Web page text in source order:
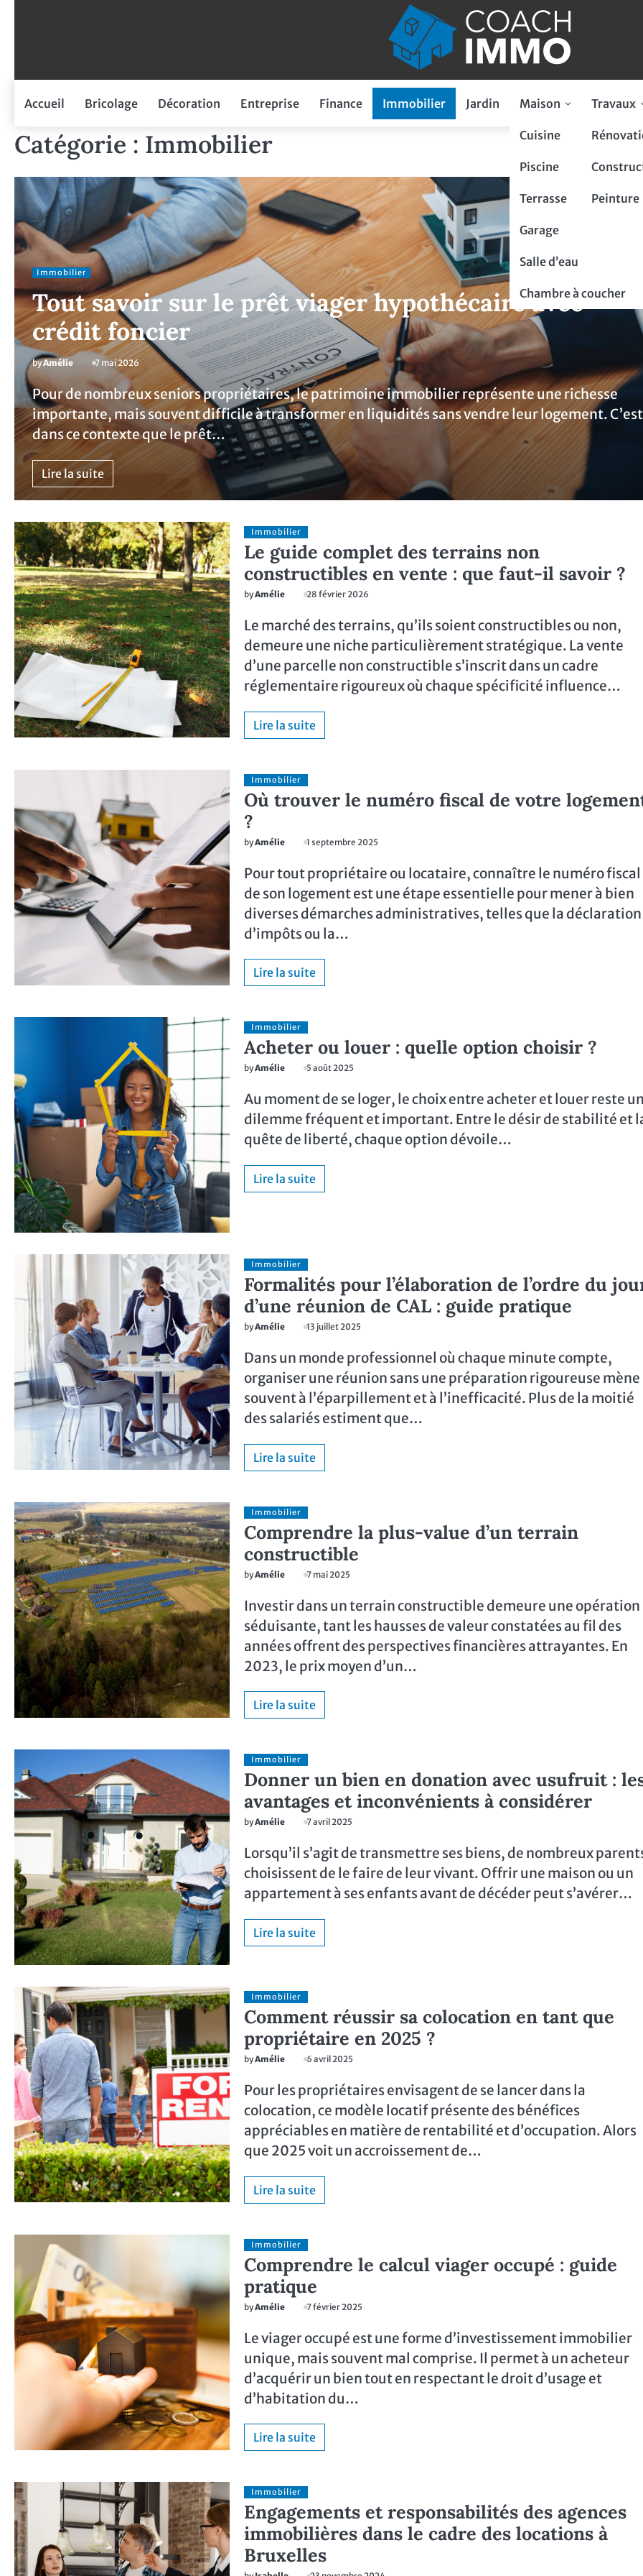
Accueil Bricolage Décoration Entreprise Finance Immobilier Jardin Maison
Cuisine
Piscine
Terrasse
Garage
Salle d’eau
Chambre à coucher
Travaux
Peinture
Catégorie : Immobilier
Immobilier
Tout savoir sur le prêt viager hypothécaire avec
crédit foncier
byAmélie 7 mai 2026
Pour de nombreux seniors propriétaires, le patrimoine immobilier représente une richesse
importante, mais souvent difficile à transformer en liquidités sans vendre leur logement. C’est
dans ce contexte que le prêt…
Lire la suite
Immobilier
Le guide complet des terrains non
constructibles en vente : que faut-il savoir ?
byAmélie 28 février 2026
Le marché des terrains, qu’ils soient constructibles ou non,
demeure une niche particulièrement stratégique. La vente
d’une parcelle non constructible s’inscrit dans un cadre
réglementaire rigoureux où chaque spécificité influence…
Lire la suite
Immobilier
Où trouver le numéro fiscal de votre
?
byAmélie 1 septembre 2025
Pour tout propriétaire ou locataire, connaître le numéro fiscal
de son logement est une étape essentielle pour mener à bien
diverses démarches administratives, telles que la déclaration
d’impôts ou la…
Lire la suite
Immobilier
Acheter ou louer : quelle option choisir ?
byAmélie 5 août 2025
Au moment de se loger, le choix entre acheter et louer reste
dilemme fréquent et important. Entre le désir de stabilité et
quête de liberté, chaque option dévoile…
Lire la suite
Immobilier
Formalités pour l’élaboration de l’ordre du
d’une réunion de CAL : guide pratique
byAmélie 13 juillet 2025
Dans un monde professionnel où chaque minute compte,
organiser une réunion sans une préparation rigoureuse mène
souvent à l’éparpillement et à l’inefficacité. Plus de la moitié
des salariés estiment que…
Lire la suite
Immobilier
Comprendre la plus-value d’un terrain
constructible
byAmélie 7 mai 2025
Investir dans un terrain constructible demeure une opération
séduisante, tant les hausses de valeur constatées au fil des
années offrent des perspectives financières attrayantes. En
2023, le prix moyen d’un…
Lire la suite
Immobilier
Donner un bien en donation avec usufruit :
avantages et inconvénients à considérer
byAmélie 7 avril 2025
Lorsqu’il s’agit de transmettre ses biens, de nombreux
choisissent de le faire de leur vivant. Offrir une maison ou un
appartement à ses enfants avant de décéder peut s’avérer…
Lire la suite
Immobilier
Comment réussir sa colocation en tant que
propriétaire en 2025 ?
byAmélie 6 avril 2025
Pour les propriétaires envisagent de se lancer dans la
colocation, ce modèle locatif présente des bénéfices
appréciables en matière de rentabilité et d’occupation. Alors
que 2025 voit un accroissement de…
Lire la suite
Immobilier
Comprendre le calcul viager occupé : guide
pratique
byAmélie 7 février 2025
Le viager occupé est une forme d’investissement immobilier
unique, mais souvent mal comprise. Il permet à un acheteur
d’acquérir un bien tout en respectant le droit d’usage et
d’habitation du…
Lire la suite
Immobilier
Engagements et responsabilités des agences
immobilières dans le cadre des locations à
Bruxelles